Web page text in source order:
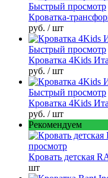
Быстрый просмотр
Кроватка-
руб. / шт
Быстрый просмотр
Кроватка 4Kids
руб. / шт
Быстрый просмотр
Кроватка 4Kids
руб. / шт
Рекомендуем
просмотр
Кровать детская
шт